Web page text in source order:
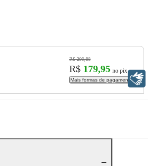
R$ 299,88
R$ 179,95 no pix
Mais formas de pagamento
Libras